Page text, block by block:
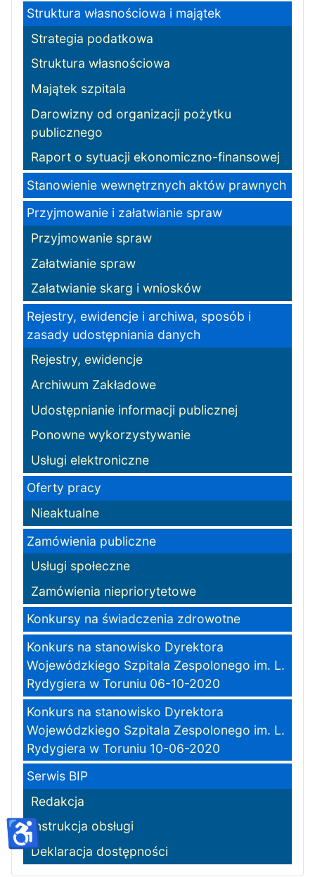
Struktura własnościowa i majątek
Strategia podatkowa
Struktura własnościowa
Majątek szpitala
Darowizny od organizacji pożytku
publicznego
Raport o sytuacji ekonomiczno-finansowej
Stanowienie wewnętrznych aktów prawnych
Przyjmowanie i załatwianie spraw
Przyjmowanie spraw
Załatwianie spraw
Załatwianie skarg i wniosków
Rejestry, ewidencje i archiwa, sposób i
zasady udostępniania danych
Rejestry, ewidencje
Archiwum Zakładowe
Udostępnianie informacji publicznej
Ponowne wykorzystywanie
Usługi elektroniczne
Oferty pracy
Nieaktualne
Zamówienia publiczne
Usługi społeczne
Zamówienia niepriorytetowe
Konkursy na świadczenia zdrowotne
Konkurs na stanowisko Dyrektora
Wojewódzkiego Szpitala Zespolonego im. L.
Rydygiera w Toruniu 06-10-2020
Konkurs na stanowisko Dyrektora
Wojewódzkiego Szpitala Zespolonego im. L.
Rydygiera w Toruniu 10-06-2020
Serwis BIP
Redakcja
Instrukcja obsługi
Deklaracja dostępności